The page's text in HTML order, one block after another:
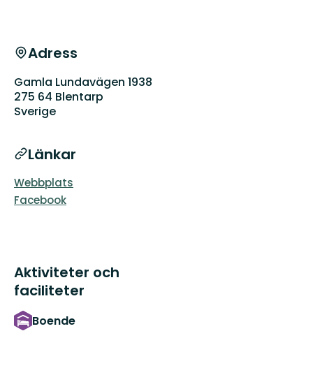
Adress
Gamla Lundavägen 1938
275 64 Blentarp
Sverige
Länkar
Webbplats
Facebook
Aktiviteter och
faciliteter
Boende